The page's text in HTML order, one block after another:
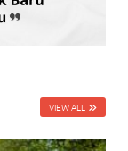
VIEW ALL